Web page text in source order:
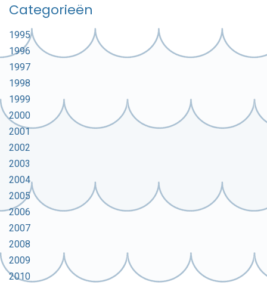
Categorieën
1995
1996
1997
1998
1999
2000
2001
2002
2003
2004
2005
2006
2007
2008
2009
2010